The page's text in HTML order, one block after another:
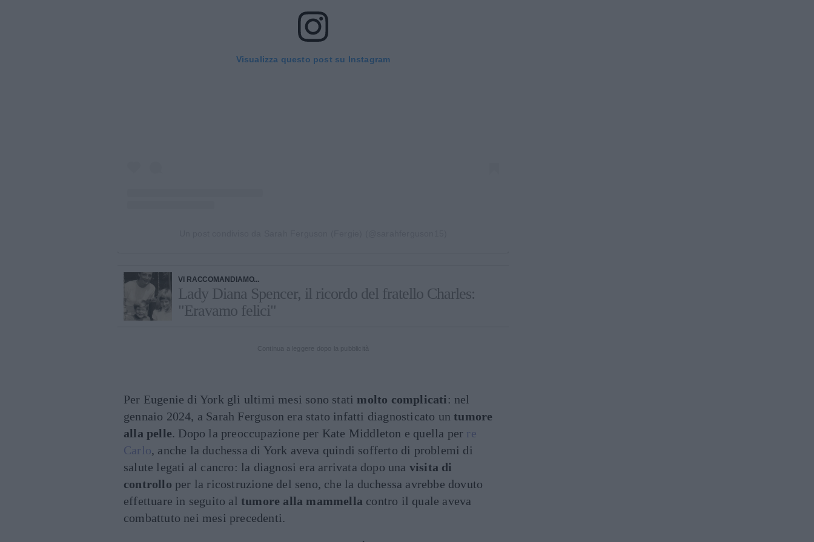
Visualizza questo post su Instagram
VI RACCOMANDIAMO...
Lady Diana Spencer, il ricordo del fratello Charles:
"Eravamo felici"
Per Eugenie di York gli ultimi mesi sono stati molto complicati : nel
gennaio 2024, a Sarah Ferguson era stato infatti diagnosticato untumore
alla pelle. Dopo la preoccupazione per Kate Middleton e quella per re
Carlo, anche la duchessa di York aveva quindi sofferto di problemi di
salute legati al cancro: la diagnosi era arrivata dopo una visita di
controllo per la ricostruzione del seno, che la duchessa avrebbe dovuto
effettuare in seguito al tumore alla mammella contro il quale aveva
combattuto nei mesi precedenti.